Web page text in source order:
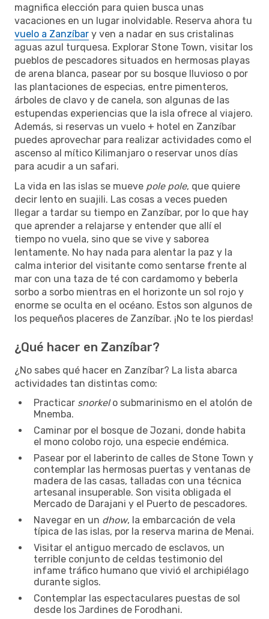
magnifica elección para quien busca unas
vacaciones en un lugar inolvidable. Reserva ahora tu
vuelo a Zanzíbar y ven a nadar en sus cristalinas
aguas azul turquesa. Explorar Stone Town, visitar los
pueblos de pescadores situados en hermosas playas
de arena blanca, pasear por su bosque lluvioso o por
las plantaciones de especias, entre pimenteros,
árboles de clavo y de canela, son algunas de las
estupendas experiencias que la isla ofrece al viajero.
Además, si reservas un vuelo + hotel en Zanzíbar
puedes aprovechar para realizar actividades como el
ascenso al mítico Kilimanjaro o reservar unos días
para acudir a un safari.
La vida en las islas se mueve pole pole, que quiere
decir lento en suajili. Las cosas a veces pueden
llegar a tardar su tiempo en Zanzíbar, por lo que hay
que aprender a relajarse y entender que allí el
tiempo no vuela, sino que se vive y saborea
lentamente. No hay nada para alentar la paz y la
calma interior del visitante como sentarse frente al
mar con una taza de té con cardamomo y beberla
sorbo a sorbo mientras en el horizonte un sol rojo y
enorme se oculta en el océano. Estos son algunos de
los pequeños placeres de Zanzíbar. ¡No te los pierdas!
¿Qué hacer en Zanzíbar?
¿No sabes qué hacer en Zanzíbar? La lista abarca
actividades tan distintas como:
Practicar snorkelo submarinismo en el atolón de
Mnemba.
Caminar por el bosque de Jozani, donde habita
el mono colobo rojo, una especie endémica.
Pasear por el laberinto de calles de Stone Town y
contemplar las hermosas puertas y ventanas de
madera de las casas, talladas con una técnica
artesanal insuperable. Son visita obligada el
Mercado de Darajani y el Puerto de pescadores.
Navegar en un dhow, la embarcación de vela
típica de las islas, por la reserva marina de Menai.
Visitar el antiguo mercado de esclavos, un
terrible conjunto de celdas testimonio del
infame tráfico humano que vivió el archipiélago
durante siglos.
Contemplar las espectaculares puestas de sol
desde los Jardines de Forodhani.